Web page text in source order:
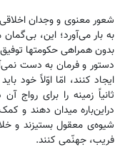
شعور معنوی و وجدان
به بار می‌آورد؛ این،
بدون همراهی حکومتها
دستور و فرمان به دست
ایجاد کنند، امّا اوّلاً خود
ثانیاً زمینه‌ را برای رواج
دراین‌باره میدان دهند و
شیوه‌ی معقول بستیزند و
فریب، جهنّمی کنند.